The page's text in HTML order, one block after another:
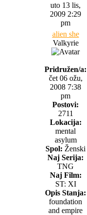
uto 13 lis,
2009 2:29
pm
alien she
Valkyrie
Pridružen/a:
čet 06 ožu,
2008 7:38
pm
Postovi:
2711
Lokacija:
mental
asylum
Spol: Ženski
Naj Serija:
TNG
Naj Film:
ST: XI
Opis Stanja:
foundation
and empire